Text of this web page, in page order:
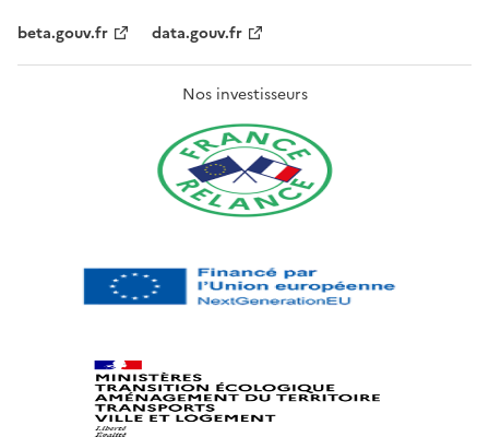
beta.gouv.fr
data.gouv.fr
Nos investisseurs